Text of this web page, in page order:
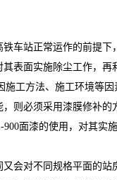
刷涂脱漆剂
车站正常运作的前提
表面实施除尘工作，
工方法、施工环境等
则必须采用漆膜修补
面漆的使用，对其实施
会对不同规格平面的